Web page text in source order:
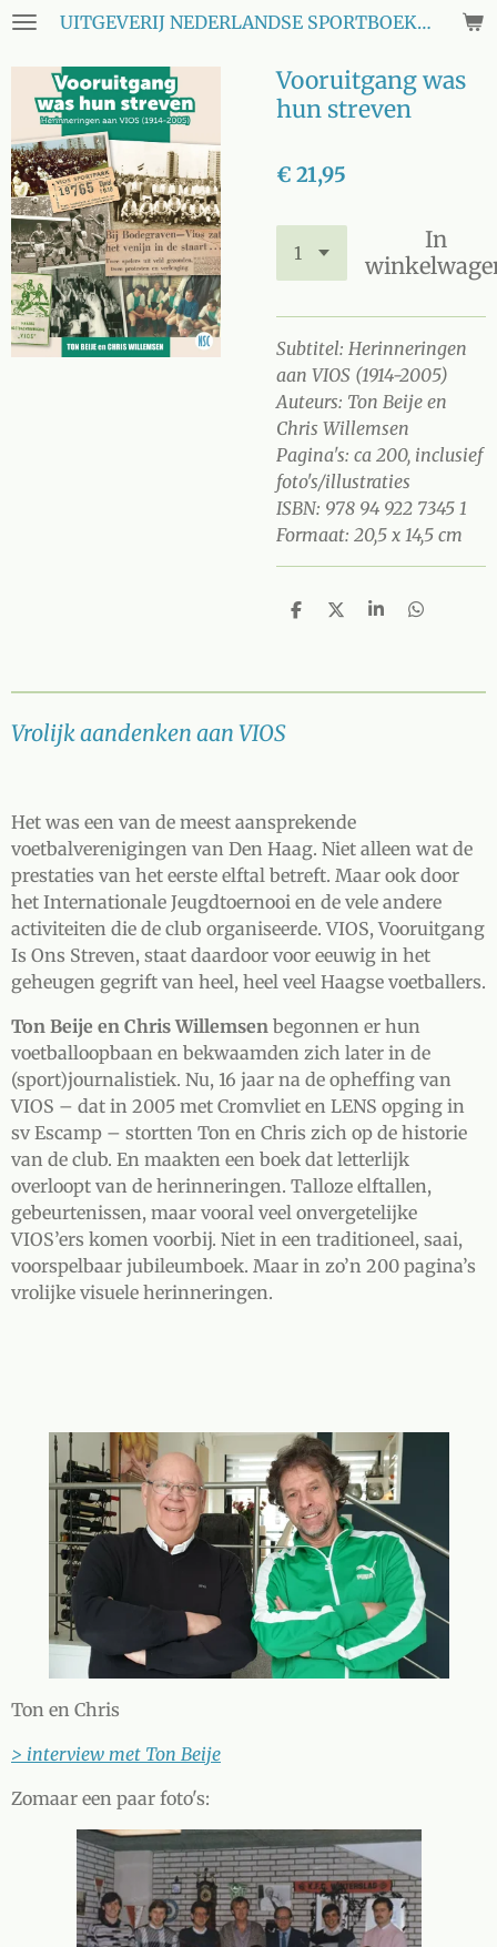
Ga
hoofdinhoud
UITGEVERIJ NEDERLANDSE SPORTBOEKEN CLUB
Vooruitgang was
hun streven
€ 21,95
In
Subtitel: Herinneringen
aan VIOS (1914-2005)
Auteurs: Ton Beije en
Chris Willemsen
Pagina's: ca 200, inclusief
foto's/illustraties
ISBN: 978 94 922 7345 1
Formaat: 20,5 x 14,5 cm
D
n
D
S
e
D
n
Vrolijk aandenken aan VIOS
Het was een van de meest aansprekende
voetbalverenigingen van Den Haag. Niet alleen wat de
prestaties van het eerste elftal betreft. Maar ook door
het Internationale Jeugdtoernooi en de vele andere
activiteiten die de club organiseerde. VIOS, Vooruitgang
Is Ons Streven, staat daardoor voor eeuwig in het
geheugen gegrift van heel, heel veel Haagse voetballers.
Ton Beije en Chris Willemsen begonnen er hun
voetballoopbaan en bekwaamden zich later in de
(sport)journalistiek. Nu, 16 jaar na de opheffing van
VIOS – dat in 2005 met Cromvliet en LENS opging in
sv Escamp – stortten Ton en Chris zich op de historie
van de club. En maakten een boek dat letterlijk
overloopt van de herinneringen. Talloze elftallen,
gebeurtenissen, maar vooral veel onvergetelijke
VIOS’ers komen voorbij. Niet in een traditioneel, saai,
voorspelbaar jubileumboek. Maar in zo’n 200 pagina’s
vrolijke visuele herinneringen.
Ton en Chris
> interview met Ton Beije
Zomaar een paar foto's: